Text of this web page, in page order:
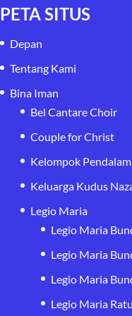
PETA SITUS
Depan
Tentang Kami
Bina Iman
Bel Cantare Choir
Couple for Christ
Kelompok
Keluarga Kudus
Legio Maria
Legio Maria
Legio Maria
Legio Maria
Legio Maria